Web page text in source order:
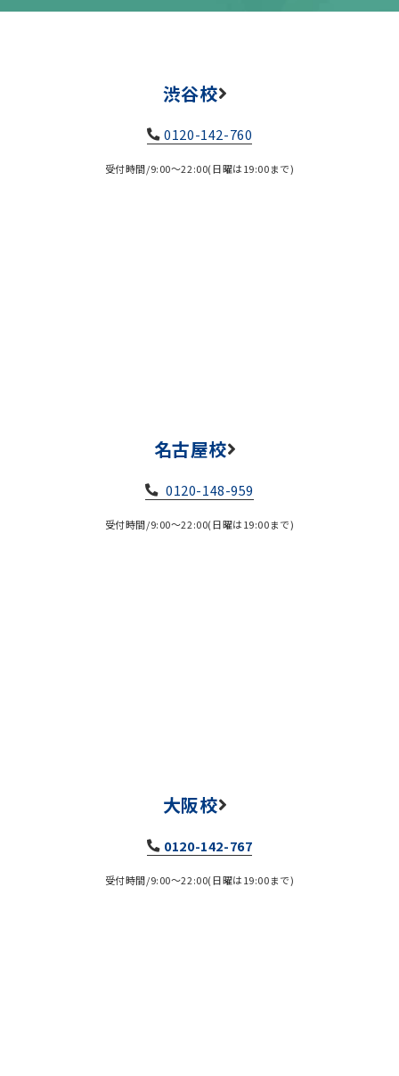
渋谷校
0120-142-760
受付時間/9:00～22:00(日曜は19:00まで)
名古屋校
0120-148-959
受付時間/9:00～22:00(日曜は19:00まで)
大阪校
0120-142-767
受付時間/9:00～22:00(日曜は19:00まで)